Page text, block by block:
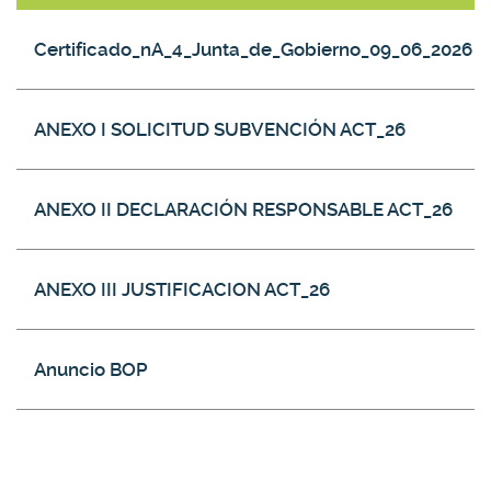
Certificado_nA_4_Junta_de_Gobierno_09_06_2026
ANEXO I SOLICITUD SUBVENCIÓN ACT_26
ANEXO II DECLARACIÓN RESPONSABLE ACT_26
ANEXO III JUSTIFICACION ACT_26
Anuncio BOP